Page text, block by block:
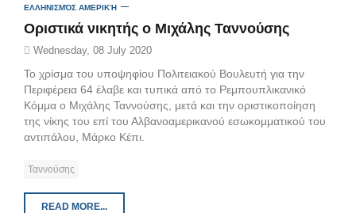
ΕΛΛΗΝΙΣΜΌΣ ΑΜΕΡΙΚΉ
Οριστικά νικητής ο Μιχάλης Ταννούσης
Wednesday, 08 July 2020
Το χρίσμα του υποψηφίου Πολιτειακού Βουλευτή για την
Περιφέρεια 64 έλαβε και τυπικά από το Ρεμπουπλικανικό
Κόμμα ο Μιχάλης Ταννούσης, μετά και την οριστικοποίηση
της νίκης του επί του Αλβανοαμερικανού εσωκομματικού του
αντιπάλου, Μάρκο Κέπι.
Ταννούσης
READ MORE...